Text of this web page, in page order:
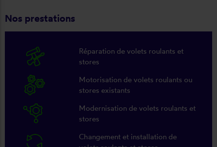
Nos prestations
Réparation de volets roulants et
stores
Motorisation de volets roulants ou
stores existants
Modernisation de volets roulants et
stores
Changement et installation de